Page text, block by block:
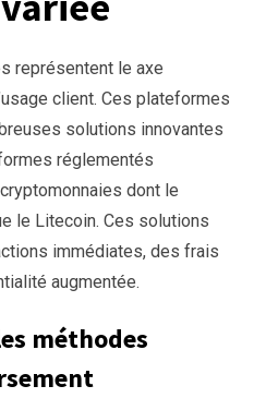
représentent le axe
client. Ces plateformes
solutions innovantes
réglementés
dont le
le Litecoin. Ces solutions
immédiates, des frais
augmentée.
méthodes